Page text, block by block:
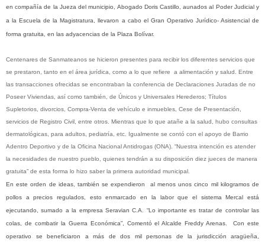
en compañía de la Jueza del municipio, Abogado Doris Castillo, aunados al Poder Judicial y
a la Escuela de la Magistratura, llevaron a cabo el Gran Operativo Jurídico- Asistencial de
forma gratuita, en las adyacencias de la Plaza Bolívar.
Centenares de Sanmateanos se hicieron presentes para recibir los diferentes servicios que
se prestaron, tanto en el área jurídica, como a lo que refiere a alimentación y salud. Entre
las transacciones ofrecidas se encontraban la conferencia de Declaraciones Juradas de no
Poseer Viviendas, así como también, de Únicos y Universales Herederos; Títulos
Supletorios, divorcios, Compra-Venta de vehículo e inmuebles, Cese de Presentación,
servicios de Registro Civil, entre otros. Mientras que lo que atañe a la salud, hubo consultas
dermatológicas, para adultos, pediatría, etc. Igualmente se contó con el apoyo de Barrio
Adentro Deportivo y de la Oficina Nacional Antidrogas (ONA). “Nuestra intención es atender
la necesidades de nuestro pueblo, quienes tendrán a su disposición diez jueces de manera
gratuita” de esta forma lo hizo saber la primera autoridad municipal.
En este orden de ideas, también se expendieron al menos unos cinco mil kilogramos de
pollos a precios regulados, esto enmarcado en la labor que el sistema Mercal está
ejecutando, sumado a la empresa Seravian C.A. “Lo importante es tratar de controlar las
colas, de combatir la Guerra Económica”, Comentó el Alcalde Freddy Arenas. Con este
operativo se beneficiaron a más de dos mil personas de la jurisdicción aragüeña,